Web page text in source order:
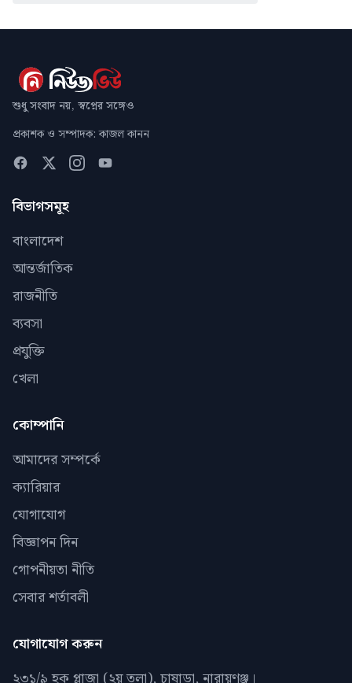
শুধু সংবাদ নয়, স্বপ্নের সঙ্গেও
প্রকাশক ও সম্পাদক: কাজল কানন
বিভাগসমূহ
বাংলাদেশ
আন্তর্জাতিক
রাজনীতি
ব্যবসা
প্রযুক্তি
খেলা
কোম্পানি
আমাদের সম্পর্কে
ক্যারিয়ার
যোগাযোগ
বিজ্ঞাপন দিন
গোপনীয়তা নীতি
সেবার শর্তাবলী
যোগাযোগ করুন